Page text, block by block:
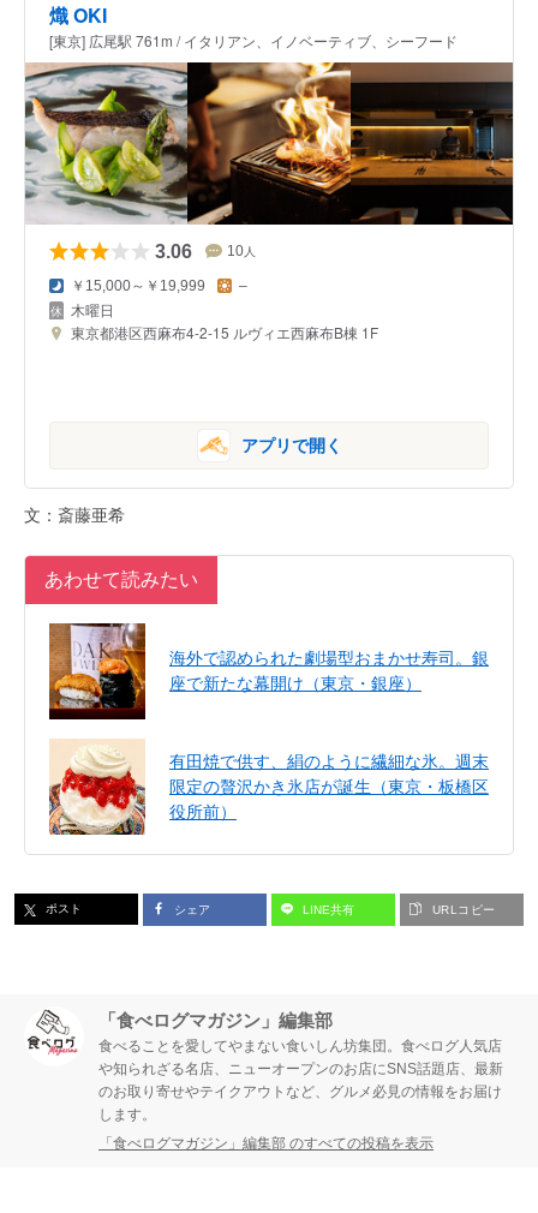
熾 OKI
[東京] 広尾駅 761m / イタリアン、イノベーティブ、シーフード
3.06 10 人
￥15,000～￥19,999 –
木曜日
東京都港区西麻布4-2-15 ルヴィエ西麻布B棟 1F
アプリで開く
文：斎藤亜希
あわせて読みたい
海外で認められた劇場型おまかせ寿司。銀
座で新たな幕開け（東京・銀座）
有田焼で供す、絹のように繊細な氷。週末
限定の贅沢かき氷店が誕生（東京・板橋区
役所前）
ポスト シェア LINE共有 URLコピー
「食べログマガジン」編集部
食べることを愛してやまない食いしん坊集団。食べログ人気店
や知られざる名店、ニューオープンのお店にSNS話題店、最新
のお取り寄せやテイクアウトなど、グルメ必見の情報をお届け
します。
「食べログマガジン」編集部 のすべての投稿を表示